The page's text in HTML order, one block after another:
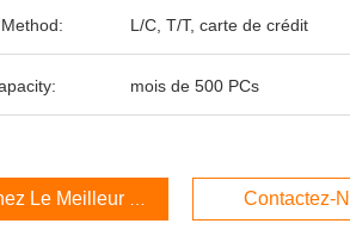
L/C, T/T, carte de crédit
mois de 500 PCs
Le Meilleur Prix Contactez-